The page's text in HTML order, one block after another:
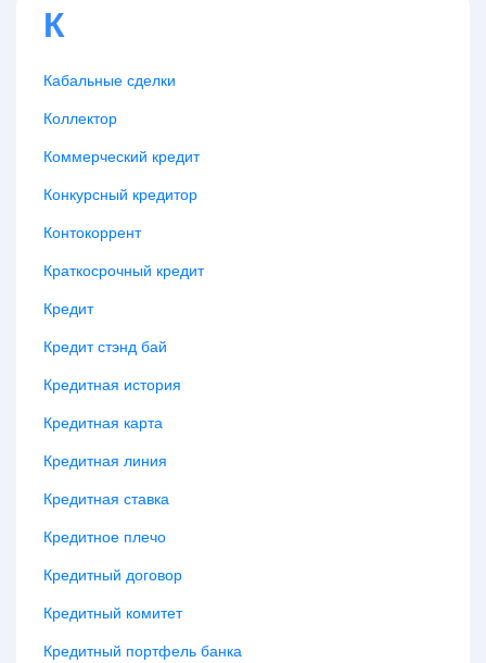
К
Кабальные сделки
Коллектор
Коммерческий кредит
Конкурсный кредитор
Контокоррент
Краткосрочный кредит
Кредит
Кредит стэнд бай
Кредитная история
Кредитная карта
Кредитная линия
Кредитная ставка
Кредитное плечо
Кредитный договор
Кредитный комитет
Кредитный портфель банка